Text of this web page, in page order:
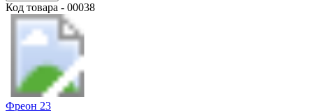
Код товара - 00038
Фреон 23